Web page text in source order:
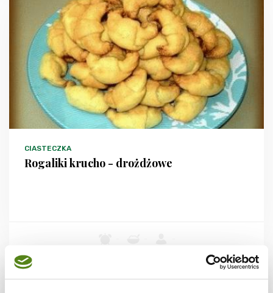
CIASTECZKA
Rogaliki krucho - drożdżowe